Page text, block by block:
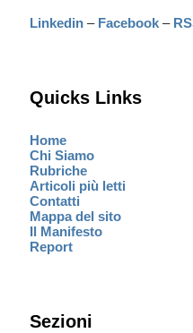
Linkedin – Facebook –
Quicks Links
Home
Chi Siamo
Rubriche
Articoli più letti
Contatti
Mappa del sito
Il Manifesto
Report
Sezioni